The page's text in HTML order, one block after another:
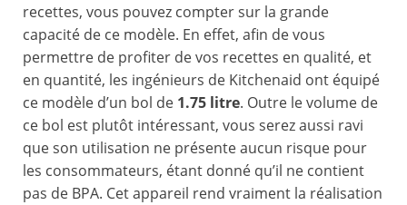
recettes, vous pouvez compter sur la grande
capacité de ce modèle. En effet, afin de vous
permettre de profiter de vos recettes en qualité, et
en quantité, les ingénieurs de Kitchenaid ont équipé
ce modèle d’un bol de 1.75 litre. Outre le volume de
ce bol est plutôt intéressant, vous serez aussi ravi
que son utilisation ne présente aucun risque pour
les consommateurs, étant donné qu’il ne contient
pas de BPA. Cet appareil rend vraiment la réalisation